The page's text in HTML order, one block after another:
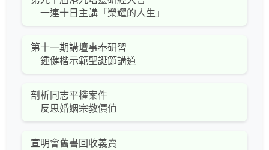
一連十日主講「榮耀的人生」
第十一期講壇事奉研習
鍾健楷示範聖誕節講道
剖析同志平權案件
反思婚姻宗教價值
宣明會舊書回收義賣